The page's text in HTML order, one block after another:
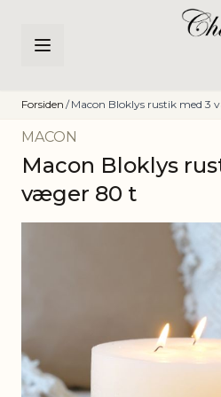
Forsiden / Macon Bloklys rustik med 3
MACON
Macon Bloklys
væger 80 t
Click to view image in